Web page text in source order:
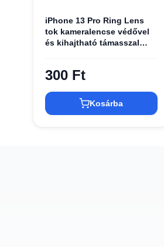
iPhone 13 Pro Ring Lens
tok kameralencse védővel
és kihajtható támasszal
300 Ft
Kosárba